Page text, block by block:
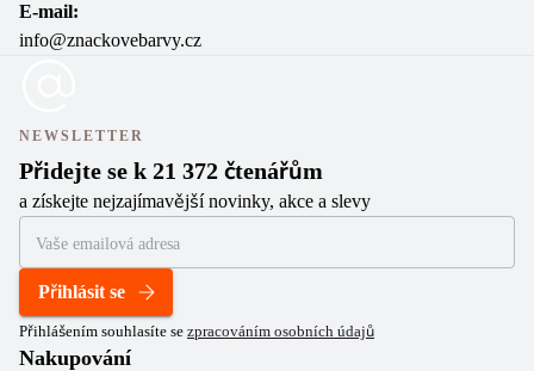
E-mail:
info@znackovebarvy.cz
NEWSLETTER
Přidejte se k 21 372 čtenářům
a získejte nejzajímavější novinky, akce a slevy
Přihlásit se
Přihlášením souhlasíte se zpracováním osobních údajů
Nakupování